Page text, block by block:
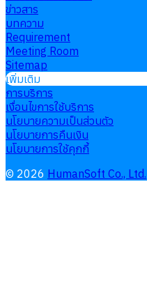
ข่าวสาร
บทความ
Requirement
Meeting Room
Sitemap
เพิ่มเติม
การบริการ
เงื่อนไขการใช้บริการ
นโยบายความเป็นส่วนตัว
นโยบายการคืนเงิน
นโยบายการใช้คุกกี้
© 2026 HumanSoft Co., Ltd.